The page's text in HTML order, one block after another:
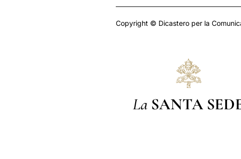
Copyright © Dicastero per la
La SANTA